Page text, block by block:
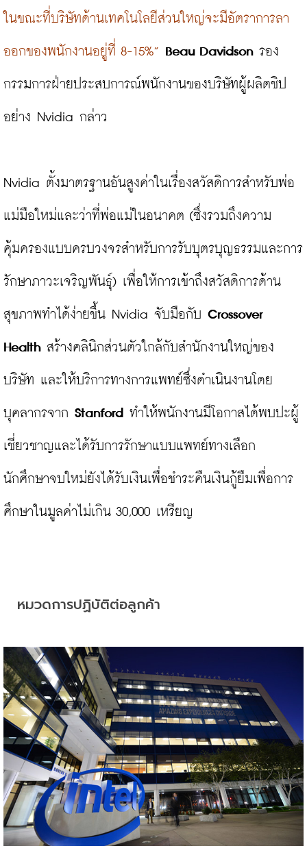
ในขณะที่บริษัทด้านเทคโนโลยีส่วนใหญ่จะมีอัตราการลา
ออกของพนักงานอยู่ที่ 8-15%” Beau Davidson รอง
กรรมการฝ่ายประสบการณ์พนักงานของบริษัทผู้ผลิตชิป
อย่าง Nvidia กล่าว
Nvidia ตั้งมาตรฐานอันสูงค่าในเรื่องสวัสดิการสำหรับพ่อ
แม่มือใหม่และว่าที่พ่อแม่ในอนาคต (ซึ่งรวมถึงความ
คุ้มครองแบบครบวงจรสำหรับการรับบุตรบุญธรรมและการ
รักษาภาวะเจริญพันธุ์) เพื่อให้การเข้าถึงสวัสดิการด้าน
สุขภาพทำได้ง่ายขึ้น Nvidia จับมือกับ Crossover
Health สร้างคลินิกส่วนตัวใกล้กับสำนักงานใหญ่ของ
บริษัท และให้บริการทางการแพทย์ซึ่งดำเนินงานโดย
บุคลากรจาก Stanford ทำให้พนักงานมีโอกาสได้พบปะผู้
เชี่ยวชาญและได้รับการรักษาแบบแพทย์ทางเลือก
นักศึกษาจบใหม่ยังได้รับเงินเพื่อชำระคืนเงินกู้ยืมเพื่อการ
ศึกษาในมูลค่าไม่เกิน 30,000 เหรียญ
หมวดการปฏิบัติต่อลูกค้า